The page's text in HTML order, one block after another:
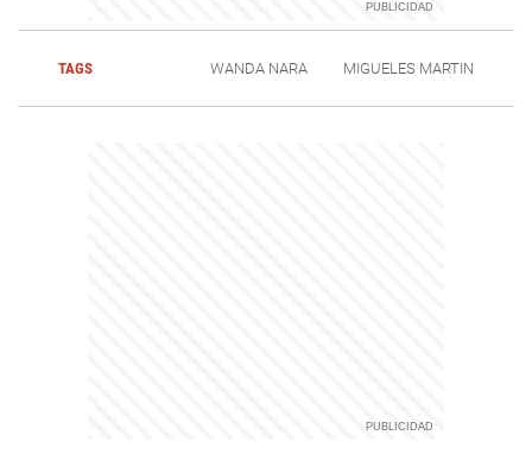
TAGS WANDA NARA MIGUELES MARTIN